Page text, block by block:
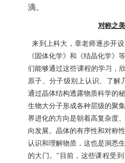
滴。
对称之美
来到上科大，章老师逐步开设
《固体化学》和《结晶化学》
们能够通过这些课程的学习，
原子、分子级别上认识、了解
通过晶体结构透露物质科学的
生物大分子形成各种层级的聚
界进化的方向是朝着高复杂度
向发展。晶体的有序性和对称
认识和理解物质，这也是洞悉
的大门。”目前，这些课程受